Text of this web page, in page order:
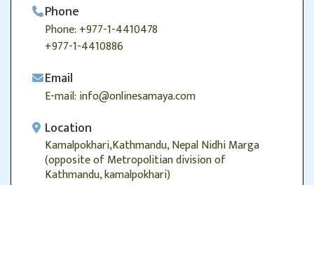
Phone
Phone: +977-1-4410478
+977-1-4410886
Email
E-mail: info@onlinesamaya.com
Location
Kamalpokhari,Kathmandu, Nepal Nidhi Marga
(opposite of Metropolitian division of
Kathmandu, kamalpokhari)